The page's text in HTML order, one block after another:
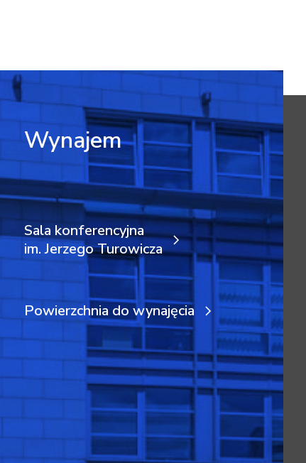
Wynajem
Sala konferencyjna
im. Jerzego Turowicza
Powierzchnia do wynajęcia